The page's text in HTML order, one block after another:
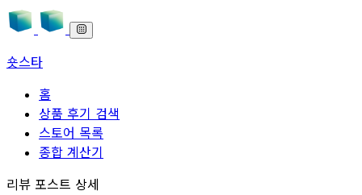
숏스타
홈
상품 후기 검색
스토어 목록
종합 계산기
본문으로 바로가기
리뷰 포스트 상세